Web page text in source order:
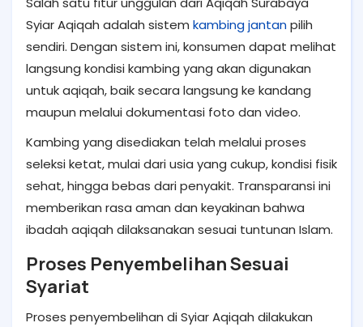
Syiar Aqiqah adalah sistem kambing jantanpilih
sendiri. Dengan sistem ini, konsumen dapat melihat
langsung kondisi kambing yang akan digunakan
untuk aqiqah, baik secara langsung ke kandang
maupun melalui dokumentasi foto dan video.
Kambing yang disediakan telah melalui proses
seleksi ketat, mulai dari usia yang cukup, kondisi fisik
sehat, hingga bebas dari penyakit. Transparansi ini
memberikan rasa aman dan keyakinan bahwa
ibadah aqiqah dilaksanakan sesuai tuntunan Islam.
Proses Penyembelihan Sesuai
Syariat
Proses penyembelihan di Syiar Aqiqah dilakukan